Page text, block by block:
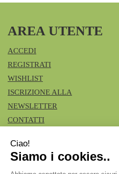
AREA UTENTE
ACCEDI
REGISTRATI
WISHLIST
ISCRIZIONE ALLA
NEWSLETTER
CONTATTI